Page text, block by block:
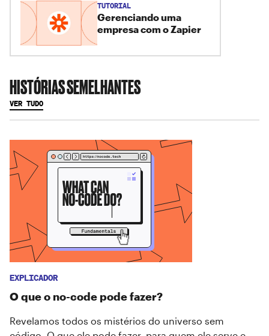
TUTORIAL
Gerenciando uma
empresa com o Zapier
HISTÓRIAS SEMELHANTES
VER TUDO
EXPLICADOR
O que o no-code pode fazer?
Revelamos todos os mistérios do universo sem